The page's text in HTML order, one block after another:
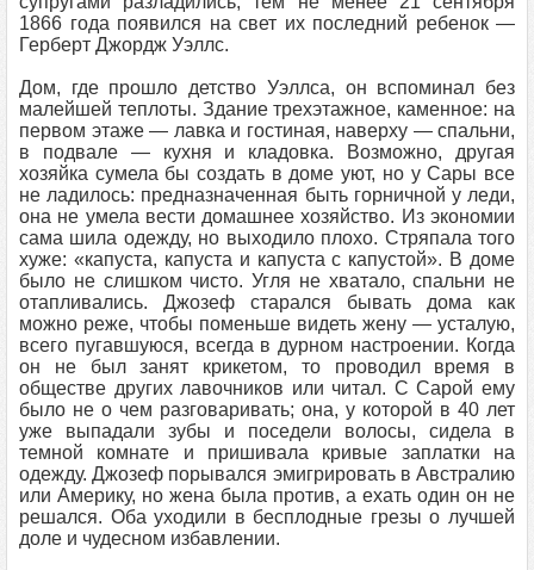
1866 года появился на свет их последний ребенок —
Герберт Джордж Уэллс.
Дом, где прошло детство Уэллса, он вспоминал без
малейшей теплоты. Здание трехэтажное, каменное: на
первом этаже — лавка и гостиная, наверху — спальни,
в подвале — кухня и кладовка. Возможно, другая
хозяйка сумела бы создать в доме уют, но у Сары все
не ладилось: предназначенная быть горничной у леди,
она не умела вести домашнее хозяйство. Из экономии
сама шила одежду, но выходило плохо. Стряпала того
хуже: «капуста, капуста и капуста с капустой». В доме
было не слишком чисто. Угля не хватало, спальни не
отапливались. Джозеф старался бывать дома как
можно реже, чтобы поменьше видеть жену — усталую,
всего пугавшуюся, всегда в дурном настроении. Когда
он не был занят крикетом, то проводил время в
обществе других лавочников или читал. С Сарой ему
было не о чем разговаривать; она, у которой в 40 лет
уже выпадали зубы и поседели волосы, сидела в
темной комнате и пришивала кривые заплатки на
одежду. Джозеф порывался эмигрировать в Австралию
или Америку, но жена была против, а ехать один он не
решался. Оба уходили в бесплодные грезы о лучшей
доле и чудесном избавлении.